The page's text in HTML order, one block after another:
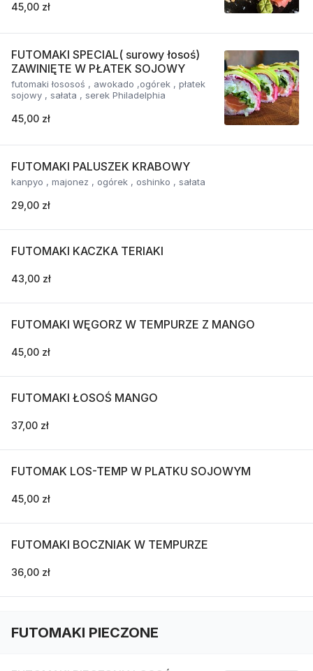
45,00 zł
FUTOMAKI SPECIAL( surowy łosoś)
ZAWINIĘTE W PŁATEK SOJOWY
futomaki łososoś , awokado ,ogórek , płatek
sojowy , sałata , serek Philadelphia
45,00 zł
FUTOMAKI PALUSZEK KRABOWY
kanpyo , majonez , ogórek , oshinko , sałata
29,00 zł
FUTOMAKI KACZKA TERIAKI
43,00 zł
FUTOMAKI WĘGORZ W TEMPURZE Z MANGO
45,00 zł
FUTOMAKI ŁOSOŚ MANGO
37,00 zł
FUTOMAK LOS-TEMP W PLATKU SOJOWYM
45,00 zł
FUTOMAKI BOCZNIAK W TEMPURZE
36,00 zł
FUTOMAKI PIECZONE